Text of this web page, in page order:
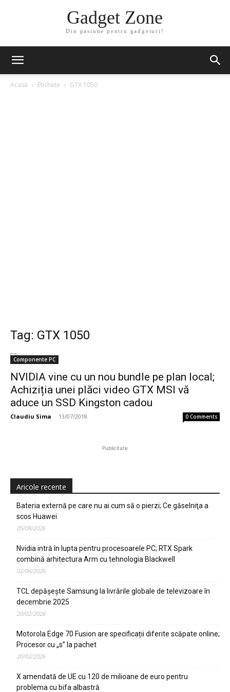
Gadget Zone
Din pasiune pentru gadgeturi!
Acasă Etichete GTX 1050
Tag: GTX 1050
Componente PC
NVIDIA vine cu un nou bundle pe plan local;
Achiziția unei plăci video GTX MSI vă
aduce un SSD Kingston cadou
Claudiu Sima - 13/07/2018 0 Comments
Publicitate
Aricole recente
Bateria externă pe care nu ai cum să o pierzi; Ce găselniţa a
scos Huawei
05/08/2026
Nvidia intră în lupta pentru procesoarele PC; RTX Spark
combină arhitectura Arm cu tehnologia Blackwell
02/06/2026
TCL depășește Samsung la livrările globale de televizoare în
decembrie 2025
20/02/2026
Motorola Edge 70 Fusion are specificații diferite scăpate online;
Procesor cu „s” la pachet
20/02/2026
X amendată de UE cu 120 de milioane de euro pentru
problema cu bifa albastră